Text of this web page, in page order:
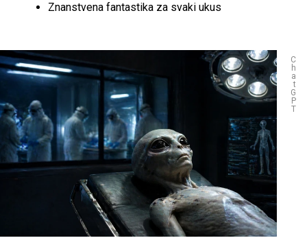
Znanstvena fantastika za svaki ukus
C
h
a
t
G
P
T